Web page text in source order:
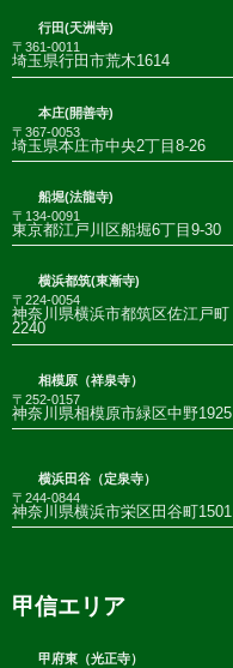
行田(天洲寺)
〒361-0011
埼玉県行田市荒木1614
本庄(開善寺)
〒367-0053
埼玉県本庄市中央2丁目8-26
船堀(法龍寺)
〒134-0091
東京都江戸川区船堀6丁目9-30
横浜都筑(東漸寺)
〒224-0054
神奈川県横浜市都筑区佐江戸町
2240
相模原（祥泉寺）
〒252-0157
神奈川県相模原市緑区中野1925
横浜田谷（定泉寺）
〒244-0844
神奈川県横浜市栄区田谷町1501
甲信エリア
甲府東（光正寺）